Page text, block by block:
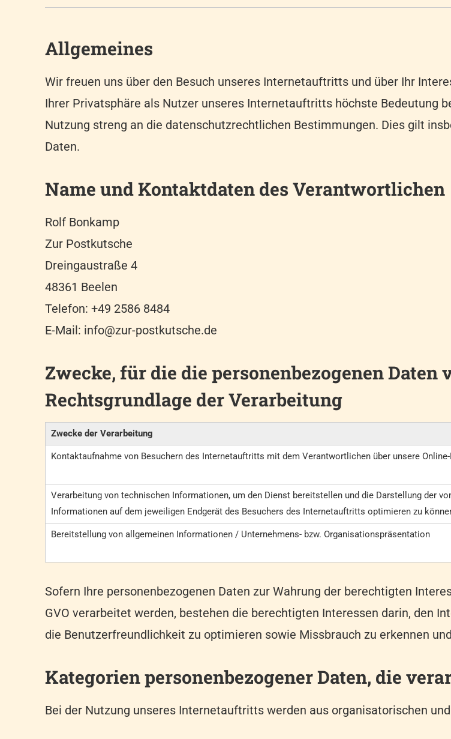
Zimmer 6 (EZ)
Allgemeines
Wir freuen uns über den Besuch unseres Internetauftritts und über Ihr
Ihrer Privatsphäre als Nutzer unseres Internetauftritts höchste Bedeutung
Nutzung streng an die datenschutzrechtlichen Bestimmungen. Dies gilt
Daten.
Name und Kontaktdaten des Verantwortlichen
Rolf Bonkamp
Zur Postkutsche
Dreingaustraße 4
48361 Beelen
Telefon: +49 2586 8484
E-Mail: info@zur-postkutsche.de
Zwecke, für die die personenbezogenen
Rechtsgrundlage der Verarbeitung
Zwecke der Verarbeitung
Kontaktaufnahme von Besuchern des Internetauftritts mit dem Verantwortlichen über unsere
Verarbeitung von technischen Informationen, um den Dienst bereitstellen und die Darstellung der
Informationen auf dem jeweiligen Endgerät des Besuchers des Internetauftritts optimieren zu
Bereitstellung von allgemeinen Informationen / Unternehmens- bzw. Organisationspräsentation
Sofern Ihre personenbezogenen Daten zur Wahrung der berechtigten
GVO verarbeitet werden, bestehen die berechtigten Interessen darin, den
die Benutzerfreundlichkeit zu optimieren sowie Missbrauch zu erkennen
Kategorien personenbezogener Daten, die
Bei der Nutzung unseres Internetauftritts werden aus organisatorischen